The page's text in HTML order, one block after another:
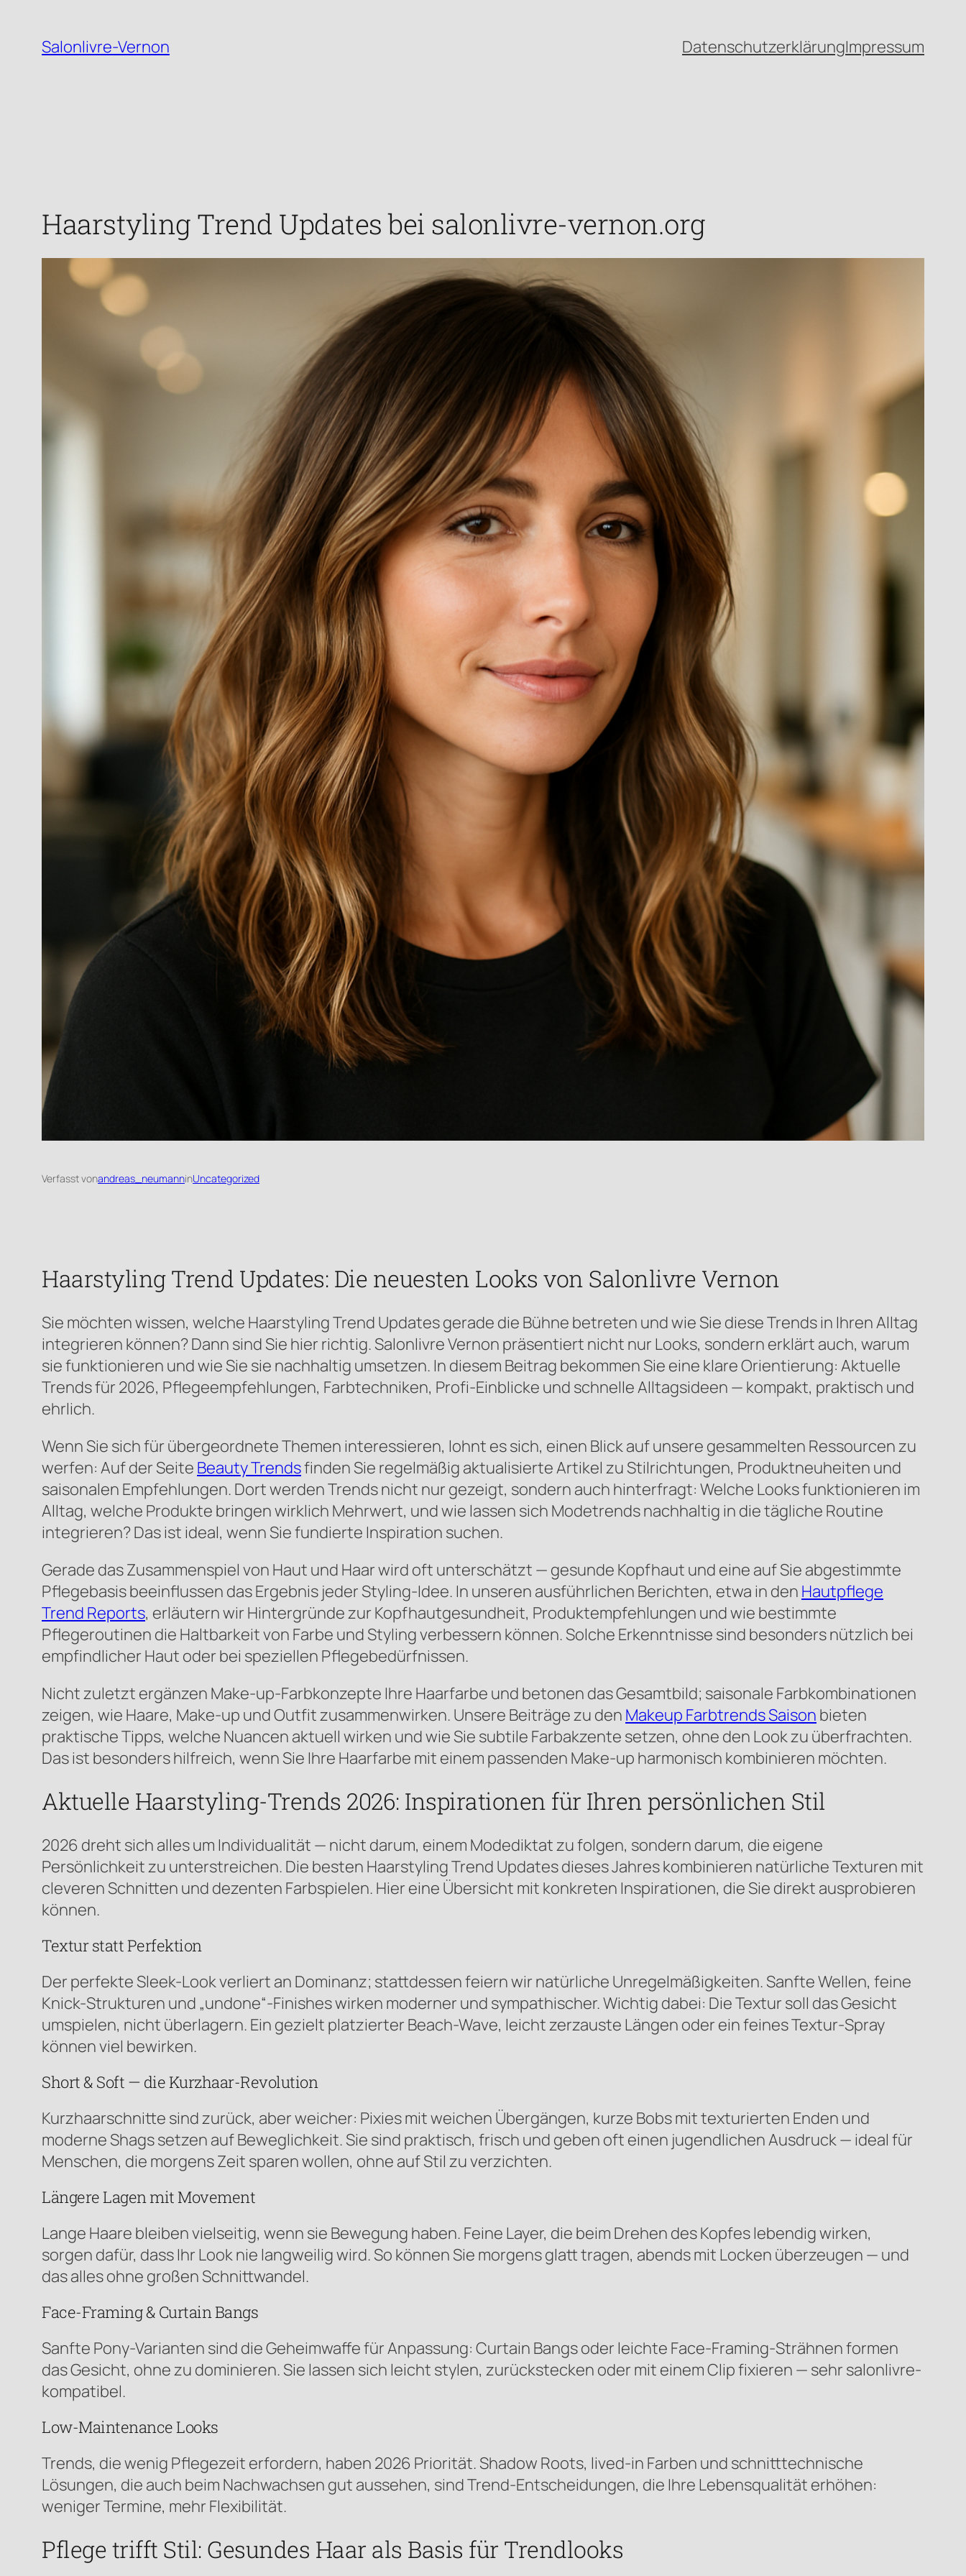
Inhalt
springen
Salonlivre-Vernon DatenschutzerklärungImpressum
Haarstyling Trend Updates bei salonlivre-vernon.org
Verfasst vonandreas_neumanninUncategorized
Haarstyling Trend Updates: Die neuesten Looks von Salonlivre Vernon
Sie möchten wissen, welche Haarstyling Trend Updates gerade die Bühne betreten und wie Sie diese Trends in Ihren Alltag
integrieren können? Dann sind Sie hier richtig. Salonlivre Vernon präsentiert nicht nur Looks, sondern erklärt auch, warum
sie funktionieren und wie Sie sie nachhaltig umsetzen. In diesem Beitrag bekommen Sie eine klare Orientierung: Aktuelle
Trends für 2026, Pflegeempfehlungen, Farbtechniken, Profi-Einblicke und schnelle Alltagsideen — kompakt, praktisch und
ehrlich.
Wenn Sie sich für übergeordnete Themen interessieren, lohnt es sich, einen Blick auf unsere gesammelten Ressourcen zu
werfen: Auf der Seite Beauty Trendsfinden Sie regelmäßig aktualisierte Artikel zu Stilrichtungen, Produktneuheiten und
saisonalen Empfehlungen. Dort werden Trends nicht nur gezeigt, sondern auch hinterfragt: Welche Looks funktionieren im
Alltag, welche Produkte bringen wirklich Mehrwert, und wie lassen sich Modetrends nachhaltig in die tägliche Routine
integrieren? Das ist ideal, wenn Sie fundierte Inspiration suchen.
Gerade das Zusammenspiel von Haut und Haar wird oft unterschätzt — gesunde Kopfhaut und eine auf Sie abgestimmte
Pflegebasis beeinflussen das Ergebnis jeder Styling-Idee. In unseren ausführlichen Berichten, etwa in den Hautpflege
Trend Reports, erläutern wir Hintergründe zur Kopfhautgesundheit, Produktempfehlungen und wie bestimmte
Pflegeroutinen die Haltbarkeit von Farbe und Styling verbessern können. Solche Erkenntnisse sind besonders nützlich bei
empfindlicher Haut oder bei speziellen Pflegebedürfnissen.
Nicht zuletzt ergänzen Make-up-Farbkonzepte Ihre Haarfarbe und betonen das Gesamtbild; saisonale Farbkombinationen
zeigen, wie Haare, Make-up und Outfit zusammenwirken. Unsere Beiträge zu den Makeup Farbtrends Saison bieten
praktische Tipps, welche Nuancen aktuell wirken und wie Sie subtile Farbakzente setzen, ohne den Look zu überfrachten.
Das ist besonders hilfreich, wenn Sie Ihre Haarfarbe mit einem passenden Make-up harmonisch kombinieren möchten.
Aktuelle Haarstyling-Trends 2026: Inspirationen für Ihren persönlichen Stil
2026 dreht sich alles um Individualität — nicht darum, einem Modediktat zu folgen, sondern darum, die eigene
Persönlichkeit zu unterstreichen. Die besten Haarstyling Trend Updates dieses Jahres kombinieren natürliche Texturen mit
cleveren Schnitten und dezenten Farbspielen. Hier eine Übersicht mit konkreten Inspirationen, die Sie direkt ausprobieren
können.
Textur statt Perfektion
Der perfekte Sleek-Look verliert an Dominanz; stattdessen feiern wir natürliche Unregelmäßigkeiten. Sanfte Wellen, feine
Knick-Strukturen und „undone“-Finishes wirken moderner und sympathischer. Wichtig dabei: Die Textur soll das Gesicht
umspielen, nicht überlagern. Ein gezielt platzierter Beach-Wave, leicht zerzauste Längen oder ein feines Textur-Spray
können viel bewirken.
Short & Soft — die Kurzhaar-Revolution
Kurzhaarschnitte sind zurück, aber weicher: Pixies mit weichen Übergängen, kurze Bobs mit texturierten Enden und
moderne Shags setzen auf Beweglichkeit. Sie sind praktisch, frisch und geben oft einen jugendlichen Ausdruck — ideal für
Menschen, die morgens Zeit sparen wollen, ohne auf Stil zu verzichten.
Längere Lagen mit Movement
Lange Haare bleiben vielseitig, wenn sie Bewegung haben. Feine Layer, die beim Drehen des Kopfes lebendig wirken,
sorgen dafür, dass Ihr Look nie langweilig wird. So können Sie morgens glatt tragen, abends mit Locken überzeugen — und
das alles ohne großen Schnittwandel.
Face-Framing & Curtain Bangs
Sanfte Pony-Varianten sind die Geheimwaffe für Anpassung: Curtain Bangs oder leichte Face-Framing-Strähnen formen
das Gesicht, ohne zu dominieren. Sie lassen sich leicht stylen, zurückstecken oder mit einem Clip fixieren — sehr salonlivre-
kompatibel.
Low-Maintenance Looks
Trends, die wenig Pflegezeit erfordern, haben 2026 Priorität. Shadow Roots, lived-in Farben und schnitttechnische
Lösungen, die auch beim Nachwachsen gut aussehen, sind Trend-Entscheidungen, die Ihre Lebensqualität erhöhen:
weniger Termine, mehr Flexibilität.
Pflege trifft Stil: Gesundes Haar als Basis für Trendlooks